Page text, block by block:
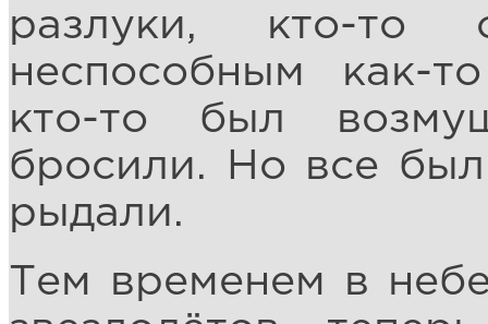
разлуки, кто-
неспособным как-
кто-то был
бросили. Но все
рыдали.
Тем временем в